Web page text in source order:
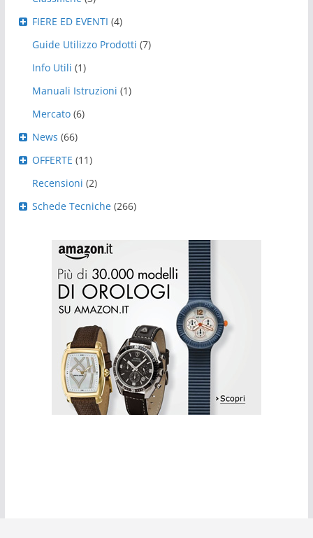
FIERE ED EVENTI (4)
Guide Utilizzo Prodotti (7)
Info Utili (1)
Manuali Istruzioni (1)
Mercato (6)
News (66)
OFFERTE (11)
Recensioni (2)
Schede Tecniche (266)